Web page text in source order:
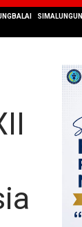
SIMALUNGUN